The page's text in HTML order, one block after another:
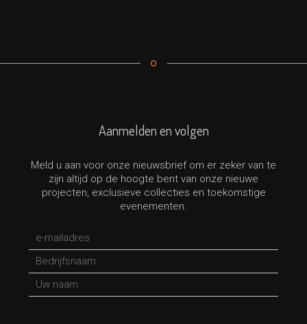
Aanmelden en volgen
Meld u aan voor onze nieuwsbrief om er zeker van te
zijn altijd op de hoogte bent van onze nieuwe
projecten, exclusieve collecties en toekomstige
evenementen.